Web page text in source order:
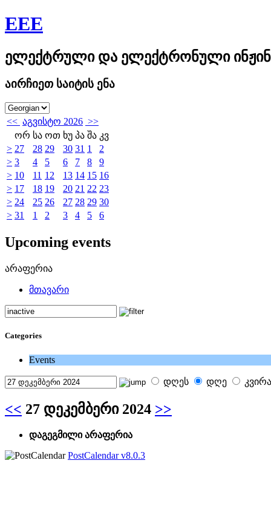
EEE
ელექტრული და ელექტრონული
აირჩიეთ საიტის ენა
<< აგვისტო 2026 >>
ორ სა ოთ ხუ პა შა კვ
> 27 28 29 30 31 1
2
> 3 4 5 6 7 8
9
> 10 11 12 13 14 15 16
> 17 18 19 20 21 22 23
> 24 25 26 27 28 29 30
> 31 1 2 3 4 5 6
Upcoming events
არაფერია
მთავარი
Categories
Events
დღეს დღე კვირა
<< 27 დეკემბერი 2024 >>
დაგეგმილი არაფერია
PostCalendar v8.0.3